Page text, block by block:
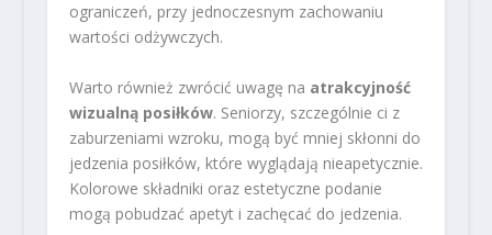
ograniczeń, przy jednoczesnym zachowaniu
wartości odżywczych.
Warto również zwrócić uwagę na atrakcyjność
wizualną posiłków. Seniorzy, szczególnie ci z
zaburzeniami wzroku, mogą być mniej skłonni do
jedzenia posiłków, które wyglądają nieapetycznie.
Kolorowe składniki oraz estetyczne podanie
mogą pobudzać apetyt i zachęcać do jedzenia.